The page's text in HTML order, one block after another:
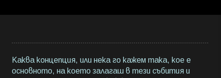
Каква концепция, или нека го кажем така, кое е
основното, на което залагаш в тези събития и